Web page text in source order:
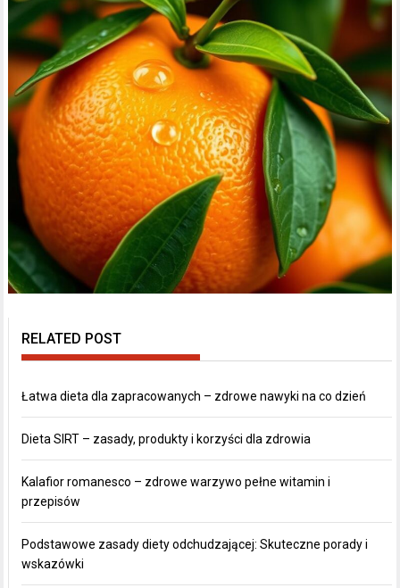
RELATED POST
Łatwa dieta dla zapracowanych – zdrowe nawyki na co dzień
Dieta SIRT – zasady, produkty i korzyści dla zdrowia
Kalafior romanesco – zdrowe warzywo pełne witamin i
przepisów
Podstawowe zasady diety odchudzającej: Skuteczne porady i
wskazówki